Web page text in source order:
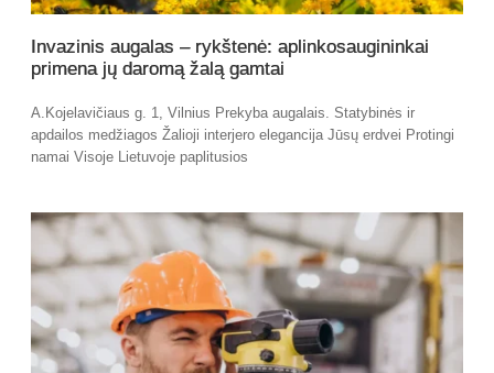
Invazinis augalas – rykštenė: aplinkosaugininkai
primena jų daromą žalą gamtai
A.Kojelavičiaus g. 1, Vilnius Prekyba augalais. Statybinės ir
apdailos medžiagos Žalioji interjero elegancija Jūsų erdvei Protingi
namai Visoje Lietuvoje paplitusios